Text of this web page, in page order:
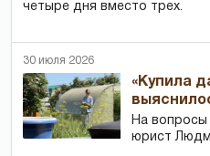
четыре дня вместо трех.
30 июля 2026
«Купила
На вопросы
юрист